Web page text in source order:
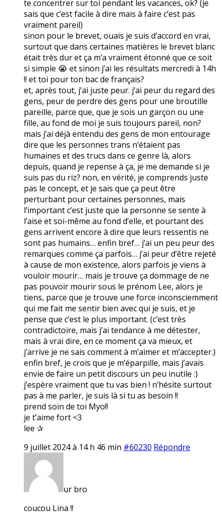
te concentrer sur toi pendant les vacances, ok? (je
sais que c’est facile à dire mais à faire c’est pas
vraiment pareil)
sinon pour le brevet, ouais je suis d’accord en vrai,
surtout que dans certaines matières le brevet blanc
était très dur et ça m’a vraiment étonné que ce soit
si simple 😭 et sinon j’ai les résultats mercredi à 14h
!! et toi pour ton bac de français?
et, après tout, j’ai juste peur. j’ai peur du regard des
gens, peur de perdre des gens pour une broutille
pareille, parce que, que je sois un garçon ou une
fille, au fond de moi je suis toujours pareil, non?
mais j’ai déjà entendu des gens de mon entourage
dire que les personnes trans n’étaient pas
humaines et des trucs dans ce genre là, alors
depuis, quand je repense à ça, je me demande si je
suis pas du riz? non, en vérité, je comprends juste
pas le concept, et je sais que ça peut être
perturbant pour certaines personnes, mais
l’important c’est juste que la personne se sente à
l’aise et soi-même au fond d’elle, et pourtant des
gens arrivent encore à dire que leurs ressentis ne
sont pas humains… enfin bref… j’ai un peu peur des
remarques comme ça parfois… j’ai peur d’être rejeté
à cause de mon existence, alors parfois je viens à
vouloir mourir… mais je trouve ça dommage de ne
pas pouvoir mourir sous le prénom Lee, alors je
tiens, parce que je trouve une force inconsciemment
qui me fait me sentir bien avec qui je suis, et je
pense que c’est le plus important. (c’est très
contradictoire, mais j’ai tendance à me détester,
mais à vrai dire, en ce moment ça va mieux, et
j’arrive je ne sais comment à m’aimer et m’accepter.)
enfin bref, je crois que je m’éparpille, mais j’avais
envie de faire un petit discours un peu inutile :)
j’espère vraiment que tu vas bien ! n’hésite surtout
pas à me parler, je suis là si tu as besoin !!
prend soin de toi Myo!!
je t’aime fort <3
lee ✰
9 juillet 2024 à 14 h 46 min #60230 Répondre
ur bro
coucou Lina !!